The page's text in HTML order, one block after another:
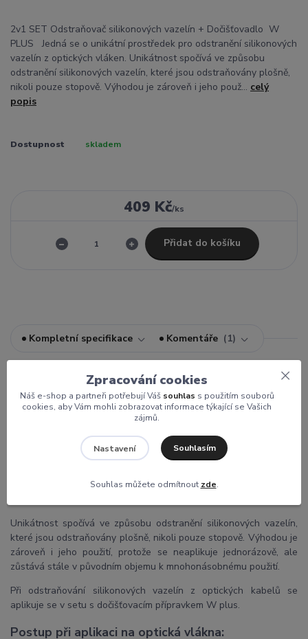
2v1 SET Odstraňovač silikonových vazelín + Dočišťovadlo W
PLUS Jedná se o unikátní prostředek pro odstranění silikonových
vazelín z optických vláken. Unikátnost spočívá ve způsobu
odstranění silikonových vazelín, které jsou odstraňovány plošně,
nikoli pouze stopově. Výhodou je zároveň i jeho použ... celý
popis
Dostupnost skladem
409 Kč/ks
Přidat do košíku
Kompletní specifikace Komentáře 1
Kompletní specifikace
2v1 SET Odstraňovač silikonových vazelín + Dočišťovadlo
W PLUS
Jedná se o unikátní prostředek pro odstranění silikonových
Unikátnost spočívá ve způsobu odstranění silikonových vazelín,
které jsou odstraňovány plošně, nikoli pouze stopově. Výhodou je
zároveň i jeho použití, protože se neaplikuje jednorázově, ale
zůstává stále v původním objemu k mnohonásobnému použití.
Při odstraňování silikonových vazelín z optických kabelů se
aplikuje se v setu s dočišťovacím přípravkem W plus.
Postup při aplikaci na optická vlákna:
Zpracování cookies
Náš e-shop a partneři potřebují Váš souhlas s použitím souborů
cookies, aby Vám mohli zobrazovat informace týkající se Vašich
zájmů.
Nastavení Souhlasím
Souhlas můžete odmítnout zde.